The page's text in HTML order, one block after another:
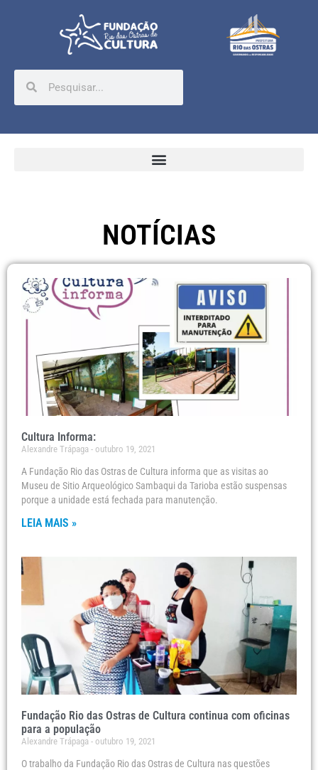
NOTÍCIAS
Cultura Informa:
Alexandre Trápaga outubro 19, 2021
A Fundação Rio das Ostras de Cultura informa que as visitas ao
Museu de Sitio Arqueológico Sambaqui da Tarioba estão suspensas
porque a unidade está fechada para manutenção.
LEIA MAIS »
Fundação Rio das Ostras de Cultura continua com oficinas
para a população
Alexandre Trápaga outubro 19, 2021
O trabalho da Fundação Rio das Ostras de Cultura nas questões